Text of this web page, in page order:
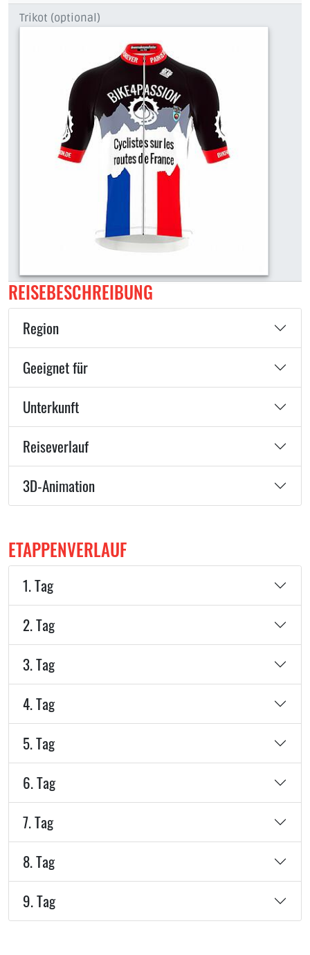
Trikot (optional)
REISEBESCHREIBUNG
Region
Geeignet für
Unterkunft
Reiseverlauf
3D-Animation
ETAPPENVERLAUF
1. Tag
2. Tag
3. Tag
4. Tag
5. Tag
6. Tag
7. Tag
8. Tag
9. Tag